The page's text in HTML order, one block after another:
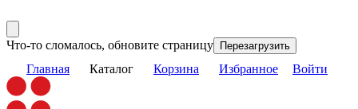
Что-то сломалось, обновите страницу Перезагрузить
Главная Каталог Корзина Избранное Войти